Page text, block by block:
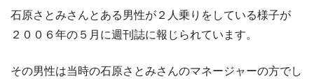
石原さとみさんとある男性が２人乗りをしている様子が
２００６年の５月に週刊誌に報じられています。
その男性は当時の石原さとみさんのマネージャーの方でし